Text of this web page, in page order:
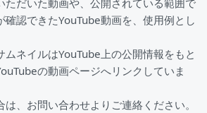
ただいた動画や、公開されている範囲で
確認できたYouTube動画を、使用例とし
ネイルはYouTube上の公開情報をもと
の動画ページへリンクしていま
、お問い合わせよりご連絡ください。